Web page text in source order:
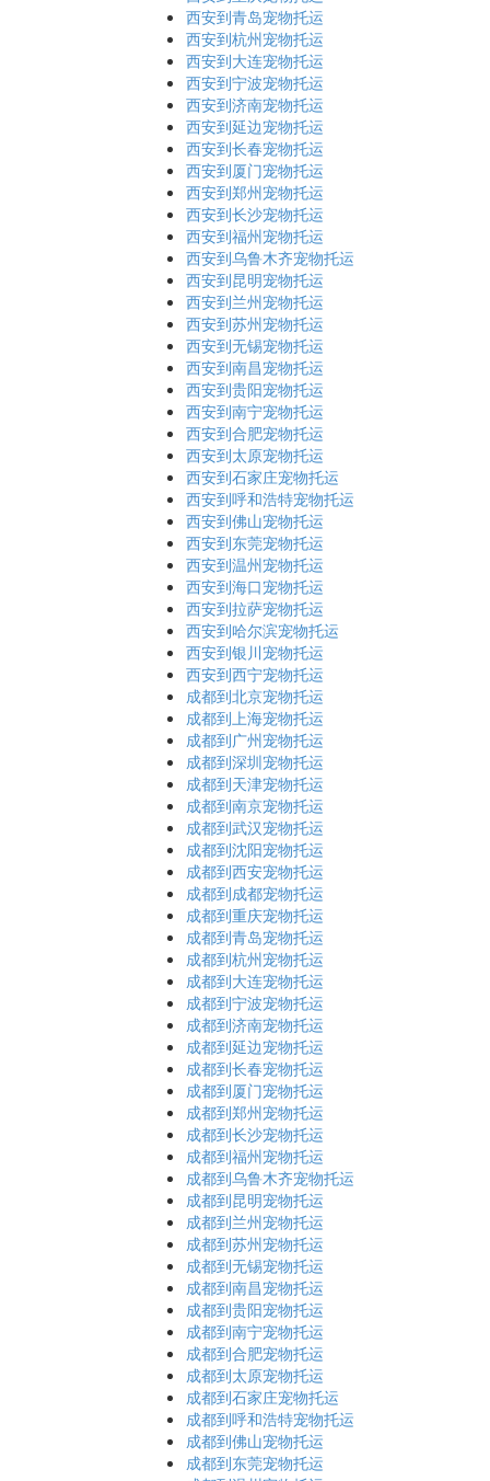
西安到青岛宠物托运
西安到杭州宠物托运
西安到大连宠物托运
西安到宁波宠物托运
西安到济南宠物托运
西安到延边宠物托运
西安到长春宠物托运
西安到厦门宠物托运
西安到郑州宠物托运
西安到长沙宠物托运
西安到福州宠物托运
西安到乌鲁木齐宠物托运
西安到昆明宠物托运
西安到兰州宠物托运
西安到苏州宠物托运
西安到无锡宠物托运
西安到南昌宠物托运
西安到贵阳宠物托运
西安到南宁宠物托运
西安到合肥宠物托运
西安到太原宠物托运
西安到石家庄宠物托运
西安到呼和浩特宠物托运
西安到佛山宠物托运
西安到东莞宠物托运
西安到温州宠物托运
西安到海口宠物托运
西安到拉萨宠物托运
西安到哈尔滨宠物托运
西安到银川宠物托运
西安到西宁宠物托运
成都到北京宠物托运
成都到上海宠物托运
成都到广州宠物托运
成都到深圳宠物托运
成都到天津宠物托运
成都到南京宠物托运
成都到武汉宠物托运
成都到沈阳宠物托运
成都到西安宠物托运
成都到成都宠物托运
成都到重庆宠物托运
成都到青岛宠物托运
成都到杭州宠物托运
成都到大连宠物托运
成都到宁波宠物托运
成都到济南宠物托运
成都到延边宠物托运
成都到长春宠物托运
成都到厦门宠物托运
成都到郑州宠物托运
成都到长沙宠物托运
成都到福州宠物托运
成都到乌鲁木齐宠物托运
成都到昆明宠物托运
成都到兰州宠物托运
成都到苏州宠物托运
成都到无锡宠物托运
成都到南昌宠物托运
成都到贵阳宠物托运
成都到南宁宠物托运
成都到合肥宠物托运
成都到太原宠物托运
成都到石家庄宠物托运
成都到呼和浩特宠物托运
成都到佛山宠物托运
成都到东莞宠物托运